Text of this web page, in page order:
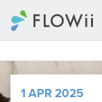
1 APR 2025